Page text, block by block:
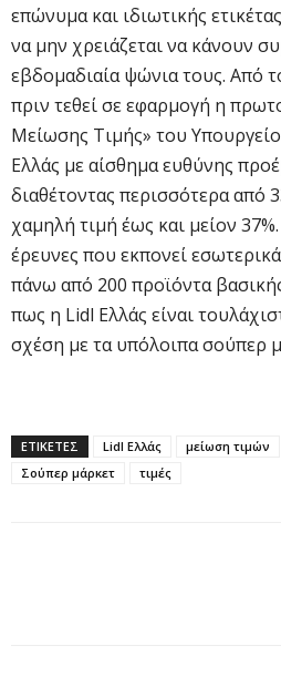
επώνυμα και ιδιωτικής
να μην χρειάζεται να κάνουν
εβδομαδιαία ψώνια τους. Από
πριν τεθεί σε εφαρμογή η
Μείωσης Τιμής» του
Ελλάς με αίσθημα ευθύνης
διαθέτοντας περισσότερα από
χαμηλή τιμή έως και μείον
έρευνες που εκπονεί
πάνω από 200 προϊόντα
πως η Lidl Ελλάς είναι
σχέση με τα υπόλοιπα σούπερ
ΕΤΙΚΕΤΕΣ Lidl Ελλάς μείωση τιμών
Σούπερ μάρκετ
τιμές